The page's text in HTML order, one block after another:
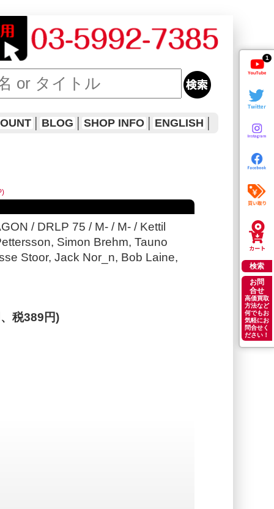
1
検索
お問
合せ
高価買取
方法など
何でもお
気軽にお
問合せく
ださい！
BLOG SHOP INFO ENGLISH
/ DRLP 75 / M- / M- / Kettil
Simon Brehm, Tauno
Stoor, Jack Nor_n, Bob Laine,
税389円)